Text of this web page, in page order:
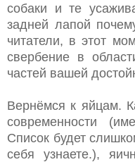
собаки и те
задней лапой
читатели, в этот
свербение в
частей вашей
Вернёмся к яйцам.
современности
Список будет
себя узнаете.),